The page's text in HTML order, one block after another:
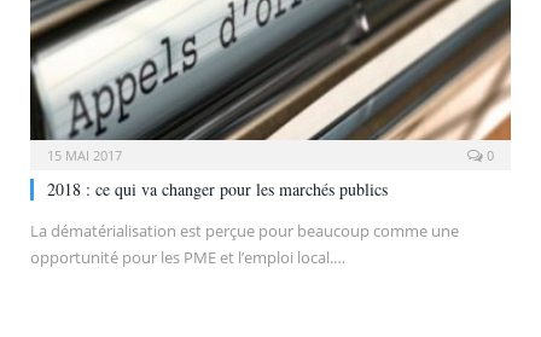
15 MAI 2017 0
2018 : ce qui va changer pour les marchés publics
La dématérialisation est perçue pour beaucoup comme une
opportunité pour les PME et l’emploi local.…